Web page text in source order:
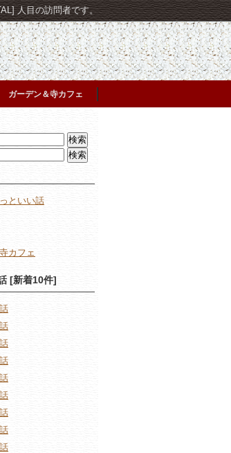
人目の訪問者です。
ガーデン＆寺カフェ
といい話
カフェ
[新着10件]